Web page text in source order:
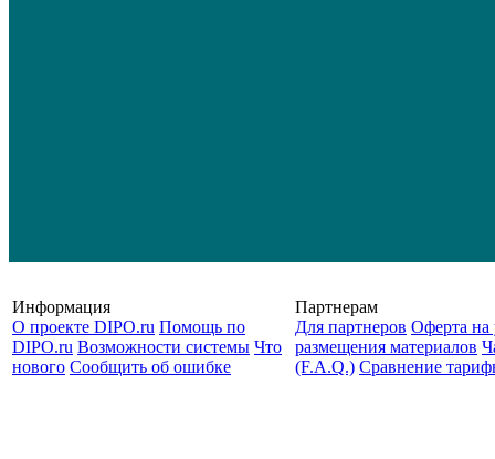
Информация
О проекте DIPO.ru Помощь по
DIPO.ru Возможности системы Что
нового Сообщить об ошибке
Партнерам
Для партнеров Оферта на
размещения материалов
(F.A.Q.) Cравнение